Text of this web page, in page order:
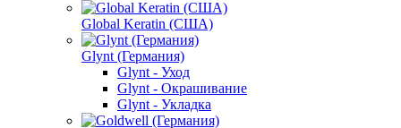
Global Keratin (США)
Glynt (Германия)
Glynt - Уход
Glynt - Окрашивание
Glynt - Укладка